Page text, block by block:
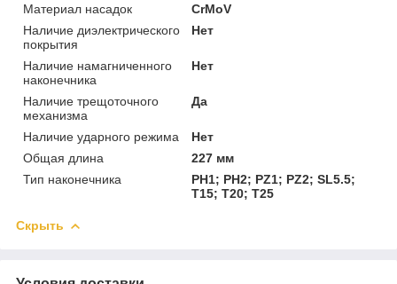
Материал насадок
CrMoV
Наличие диэлектрического
покрытия
Нет
Наличие намагниченного
наконечника
Нет
Наличие трещоточного
механизма
Да
Наличие ударного режима
Нет
Общая длина
227 мм
Тип наконечника
PH1; PH2; PZ1; PZ2; SL5.5;
T15; T20; T25
Скрыть